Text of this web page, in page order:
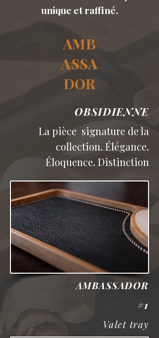
unique et raffiné.
AMB
ASSA
DOR
OBSIDIENNE
La pièce signature de la
collection. Élégance.
Éloquence. Distinction
AMBASSADOR
#1
Valet tray